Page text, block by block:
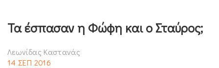
Τα έσπασαν η Φώφη και ο Σταύρος;
Λεωνίδας Καστανάς
14 ΣΕΠ 2016